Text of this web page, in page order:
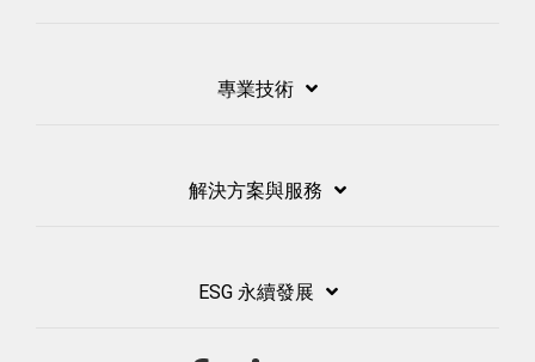
專業技術
解決方案與服務
ESG 永續發展